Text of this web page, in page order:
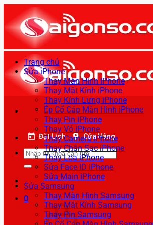
qua
nội
dung
Đặt Lịch Cửa Hàng
Tìm
kiếm:
0
Trang chủ
Sửa iPhone
Thay Màn Hình iPhone
Thay Mặt Kính iPhone
Thay Kính Lưng iPhone
Ép Cổ Cáp Màn Hình iPhone
Thay Pin iPhone
Thay Vỏ iPhone
Thay Camera iPhone
Thay Chân Sạc iPhone
Thay Loa iPhone
Sửa Face ID iPhone
Sửa Main iPhone
Sửa Samsung
Thay Màn Hình Samsung
Thay Mặt Kính Samsung
Thay Pin Samsung